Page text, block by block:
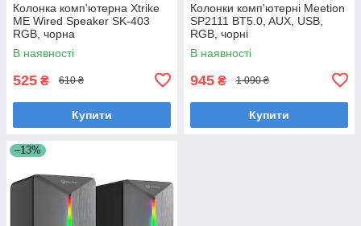
Колонка комп'ютерна Xtrike
ME Wired Speaker SK-403
RGB, чорна
В наявності
525 ₴ 610 ₴
Купити
Колонки комп'ютерні Meetion
SP2111 BT5.0, AUX, USB,
RGB, чорні
В наявності
945 ₴ 1 090 ₴
Купити
–13%